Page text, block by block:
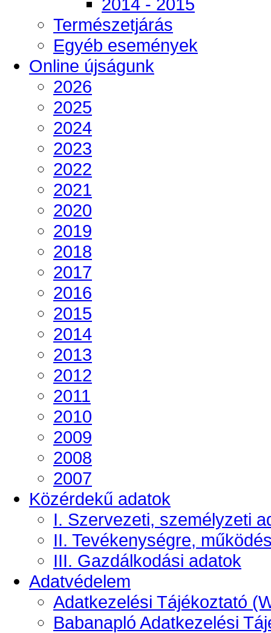
Természetjárás
Egyéb események
Online újságunk
2026
2025
2024
2023
2022
2021
2020
2019
2018
2017
2016
2015
2014
2013
2012
2011
2010
2009
2008
2007
Közérdekű adatok
I. Szervezeti, személyzeti
II. Tevékenységre,
III. Gazdálkodási adatok
Adatvédelem
Adatkezelési Tájékoztató
Babanapló Adatkezelési